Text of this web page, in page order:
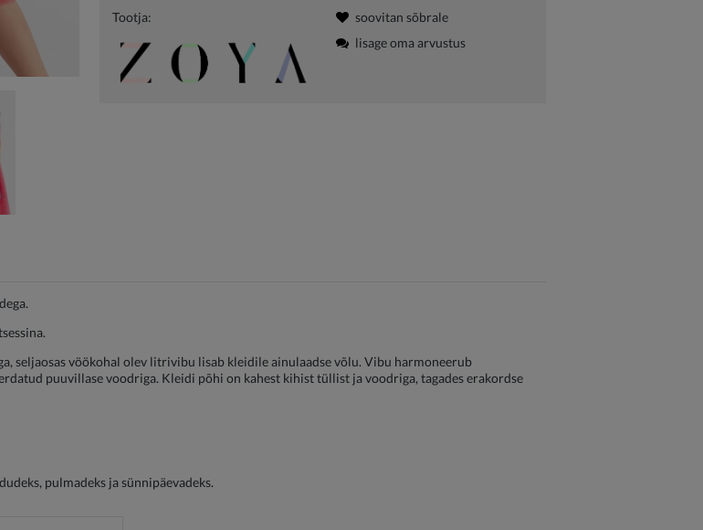
Tootja:
soovitan sõbrale
lisage oma arvustus
seljaosas vöökohal olev litrivibu lisab kleidile ainulaadse võlu. Vibu harmoneerub
puuvillase voodriga. Kleidi põhi on kahest kihist tüllist ja voodriga, tagades erakordse
pulmadeks ja sünnipäevadeks.